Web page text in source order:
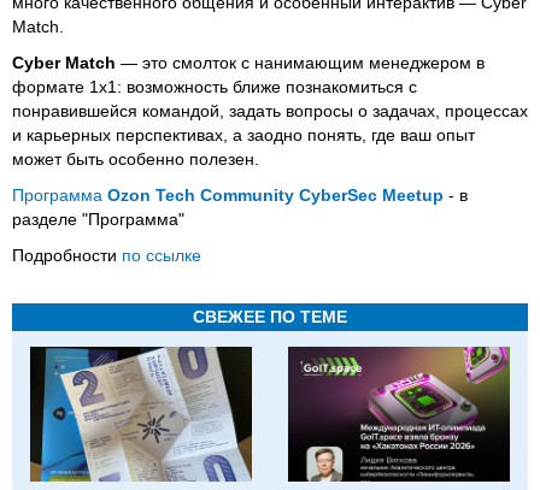
Match.
Cyber Match — это смолток с нанимающим менеджером в
формате 1х1: возможность ближе познакомиться с
понравившейся командой, задать вопросы о задачах, процессах
и карьерных перспективах, а заодно понять, где ваш опыт
может быть особенно полезен.
Программа Ozon Tech Community CyberSec Meetup - в
разделе "Программа"
Подробности по ссылке
СВЕЖЕЕ ПО ТЕМЕ